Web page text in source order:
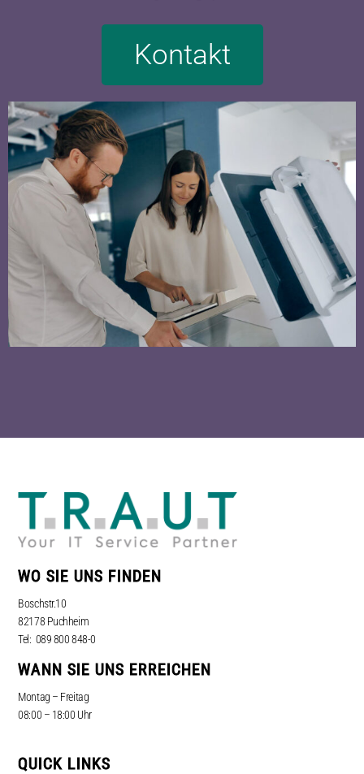
Kontakt
WO SIE UNS FINDEN
Boschstr.10
82178 Puchheim
Tel: 089 800 848-0
WANN SIE UNS ERREICHEN
Montag – Freitag
08:00 – 18:00 Uhr
QUICK LINKS